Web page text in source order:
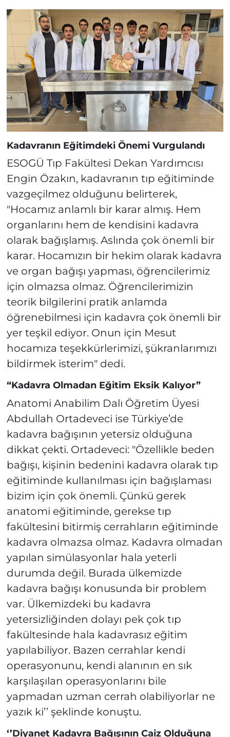
Kadavranın Eğitimdeki Önemi Vurgulandı
ESOGÜ Tıp Fakültesi Dekan Yardımcısı
Engin Özakın, kadavranın tıp eğitiminde
vazgeçilmez olduğunu belirterek,
"Hocamız anlamlı bir karar almış. Hem
organlarını hem de kendisini kadavra
olarak bağışlamış. Aslında çok önemli bir
karar. Hocamızın bir hekim olarak kadavra
ve organ bağışı yapması, öğrencilerimiz
için olmazsa olmaz. Öğrencilerimizin
teorik bilgilerini pratik anlamda
öğrenebilmesi için kadavra çok önemli bir
yer teşkil ediyor. Onun için Mesut
hocamıza teşekkürlerimizi, şükranlarımızı
bildirmek isterim" dedi.
“Kadavra Olmadan Eğitim Eksik Kalıyor”
Anatomi Anabilim Dalı Öğretim Üyesi
Abdullah Ortadeveci ise Türkiye’de
kadavra bağışının yetersiz olduğuna
dikkat çekti. Ortadeveci: "Özellikle beden
bağışı, kişinin bedenini kadavra olarak tıp
eğitiminde kullanılması için bağışlaması
bizim için çok önemli. Çünkü gerek
anatomi eğitiminde, gerekse tıp
fakültesini bitirmiş cerrahların eğitiminde
kadavra olmazsa olmaz. Kadavra olmadan
yapılan simülasyonlar hala yeterli
durumda değil. Burada ülkemizde
kadavra bağışı konusunda bir problem
var. Ülkemizdeki bu kadavra
yetersizliğinden dolayı pek çok tıp
fakültesinde hala kadavrasız eğitim
yapılabiliyor. Bazen cerrahlar kendi
operasyonunu, kendi alanının en sık
karşılaşılan operasyonlarını bile
yapmadan uzman cerrah olabiliyorlar ne
yazık ki’’ şeklinde konuştu.
‘’Diyanet Kadavra Bağışının Caiz Olduğuna